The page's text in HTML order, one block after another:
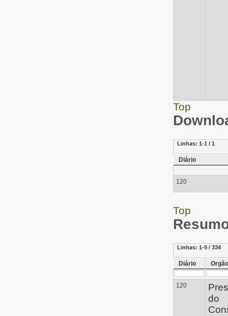
Top
Linhas: 1-1 / 1
Diário
120
Top
Linhas: 1-5 / 334
Diário Orgão
120
do